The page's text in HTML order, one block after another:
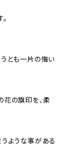
とも一片の悔い
の旗印を、柔
ような事がある